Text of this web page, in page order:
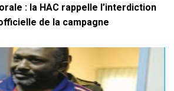
: la HAC rappelle l’interdiction
de la campagne